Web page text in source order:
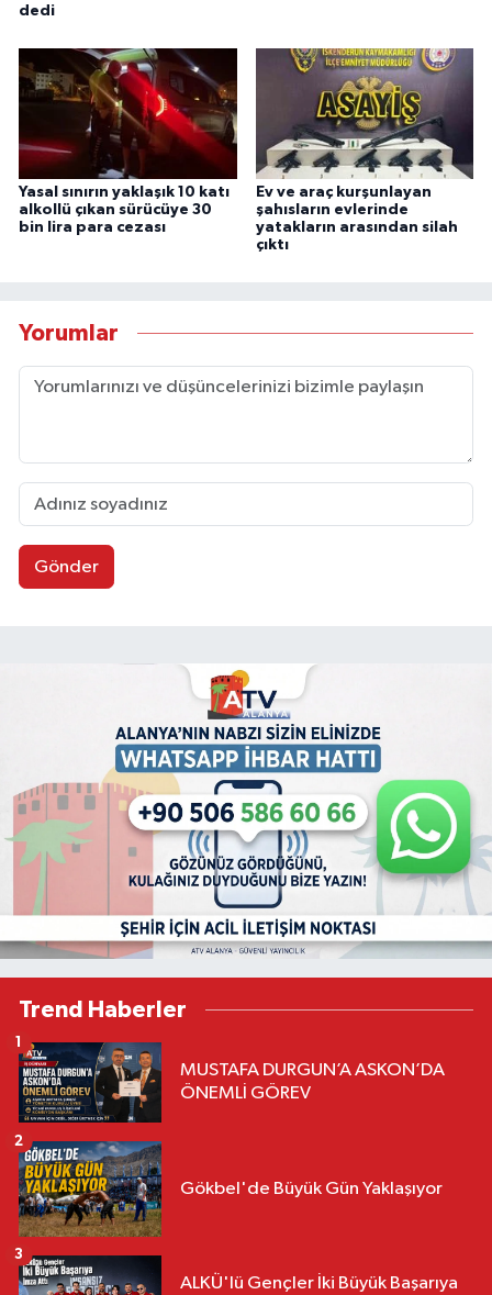
dedi
Yasal sınırın yaklaşık 10 katı
alkollü çıkan sürücüye 30
bin lira para cezası
Ev ve araç kurşunlayan
şahısların evlerinde
yatakların arasından silah
çıktı
Yorumlar
Gönder
Trend Haberler
MUSTAFA DURGUN’A ASKON’DA
ÖNEMLİ GÖREV
1
Gökbel'de Büyük Gün Yaklaşıyor
2
ALKÜ'lü Gençler İki Büyük Başarıya
3